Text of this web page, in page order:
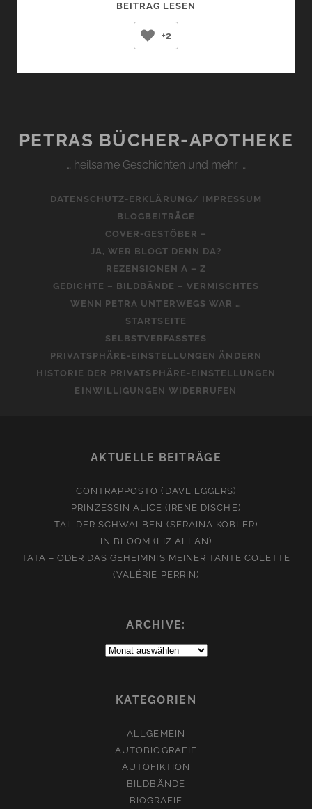
BEITRAG LESEN
(LIZ
+2
PETRAS BÜCHER-APOTHEKE
… heilsame Geschichten und mehr …
DATENSCHUTZ-ERKLÄRUNG/ IMPRESSUM
BLOGBEITRÄGE
COVER-GESTÖBER –
JA, WER BLOGT DENN DA?
REZENSIONEN A – Z
GEDICHTE – BILDBÄNDE – VERMISCHTES
WENN PETRA UNTERWEGS WAR …
STARTSEITE
SELBSTVERFASSTES
PRIVATSPHÄRE-EINSTELLUNGEN ÄNDERN
HISTORIE DER PRIVATSPHÄRE-EINSTELLUNGEN
EINWILLIGUNGEN WIDERRUFEN
AKTUELLE BEITRÄGE
CONTRAPPOSTO (DAVE EGGERS)
PRINZESSIN ALICE (IRENE DISCHE)
TAL DER SCHWALBEN (SERAINA KOBLER)
IN BLOOM (LIZ ALLAN)
TATA – ODER DAS GEHEIMNIS MEINER TANTE COLETTE
(VALÉRIE PERRIN)
ARCHIVE:
Archive:
KATEGORIEN
ALLGEMEIN
AUTOBIOGRAFIE
AUTOFIKTION
BILDBÄNDE
BIOGRAFIE